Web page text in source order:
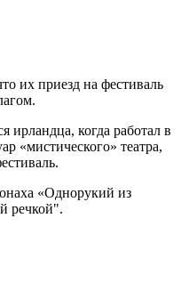
их приезд на фестиваль
когда работал в
«мистического» театра,
«Однорукий из
речкой".